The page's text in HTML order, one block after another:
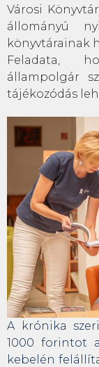
Városi
állományú
könyvtárainak
Feladata,
állampolgár
tájékozódás
A krónika
1000 forintot
kebelén